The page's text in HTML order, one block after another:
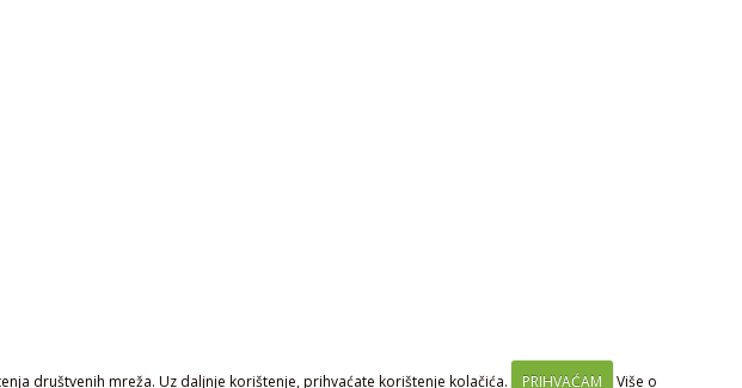
društvenih mreža. Uz daljnje korištenje, prihvaćate korištenje kolačića. PRIHVAĆAM Više o